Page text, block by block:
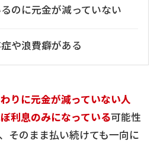
のに元金が減っていない
や浪費癖がある
りに元金が減っていない人
利息のみになっている可能性
そのまま払い続けても一向に